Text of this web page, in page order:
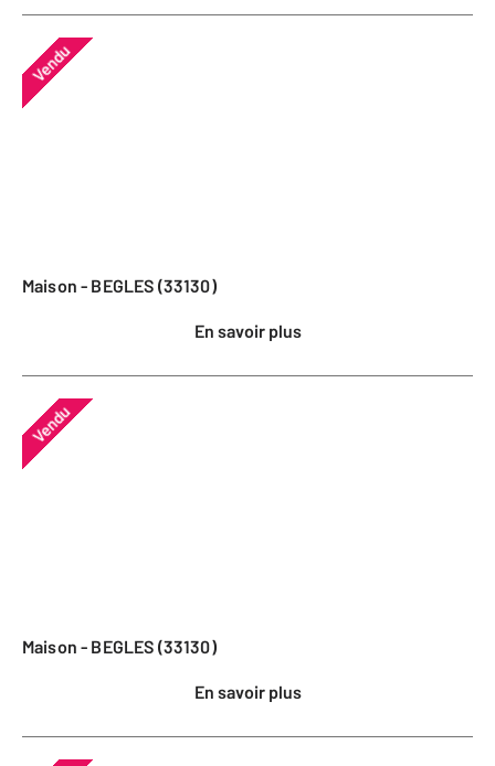
Vendu
Maison - BEGLES (33130)
En savoir plus
Vendu
Maison - BEGLES (33130)
En savoir plus